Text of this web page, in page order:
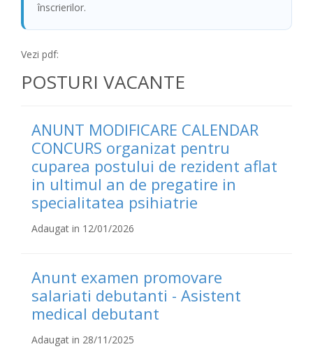
înscrierilor.
Vezi pdf:
POSTURI VACANTE
ANUNT MODIFICARE CALENDAR
CONCURS organizat pentru
cuparea postului de rezident aflat
in ultimul an de pregatire in
specialitatea psihiatrie
Adaugat in 12/01/2026
Anunt examen promovare
salariati debutanti - Asistent
medical debutant
Adaugat in 28/11/2025